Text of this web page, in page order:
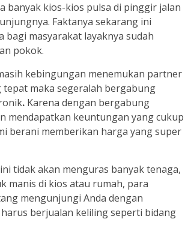
banyak kios-kios pulsa di pinggir jalan
Faktanya sekarang ini
bagi masyarakat layaknya sudah
pokok.
kebingungan menemukan partner
tepat maka segeralah bergabung
. Karena dengan bergabung
mendapatkan keuntungan yang cukup
berani memberikan harga yang super
tidak akan menguras banyak tenaga,
manis di kios atau rumah, para
mengunjungi Anda dengan
berjualan keliling seperti bidang